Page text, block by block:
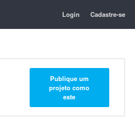
Login Cadastre-se
Publique um
projeto como
este